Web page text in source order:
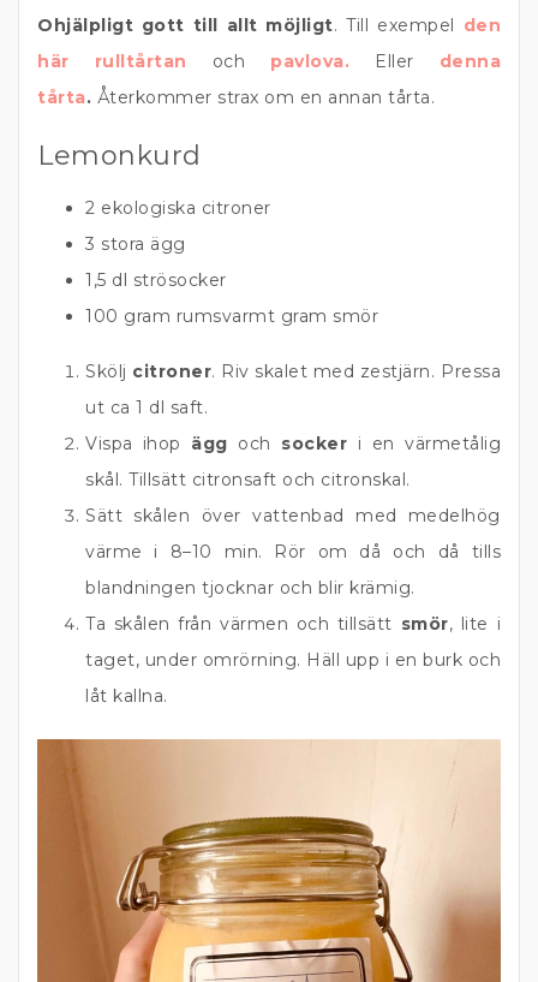
Ohjälpligt gott till allt möjligt. Till exempel den
här rulltårtan och pavlova. Eller denna
tårta. Återkommer strax om en annan tårta.
Lemonkurd
2 ekologiska citroner
3 stora ägg
1,5 dl strösocker
100 gram rumsvarmt gram smör
Skölj citroner. Riv skalet med zestjärn. Pressa
ut ca 1 dl saft.
Vispa ihop ägg och socker i en värmetålig
skål. Tillsätt citronsaft och citronskal.
Sätt skålen över vattenbad med medelhög
värme i 8–10 min. Rör om då och då tills
blandningen tjocknar och blir krämig.
Ta skålen från värmen och tillsätt smör, lite i
taget, under omrörning. Häll upp i en burk och
låt kallna.